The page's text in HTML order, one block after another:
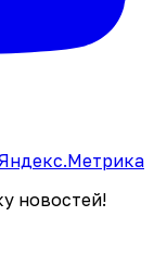
новостей!